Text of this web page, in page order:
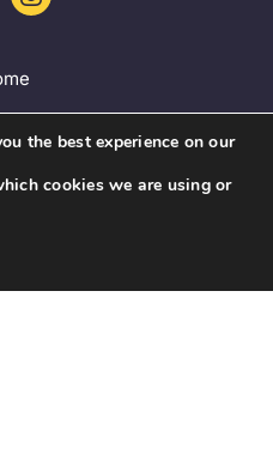
the best experience on our
cookies we are using or